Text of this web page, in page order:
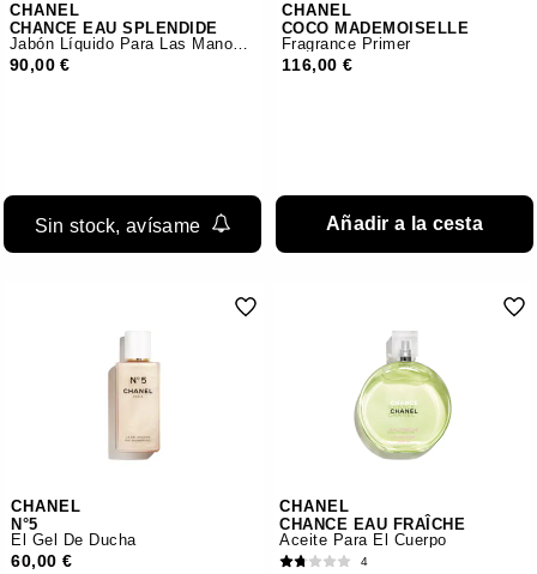
CHANEL
CHANCE EAU SPLENDIDE
Jabón Líquido Para Las Manos Y El Cuerpo
90,00 €
Sin stock, avísame
CHANEL
COCO MADEMOISELLE
Fragrance Primer
116,00 €
Añadir a la cesta
CHANEL
N°5
El Gel De Ducha
60,00 €
CHANEL
CHANCE EAU FRAÎCHE
Aceite Para El Cuerpo
4